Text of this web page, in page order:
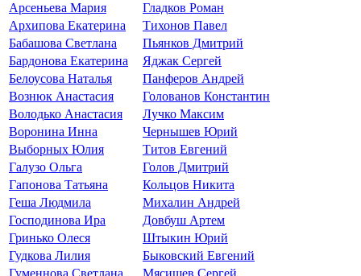
Арсеньева Мария
Гладков Роман
Архипова Екатерина
Тихонов Павел
Бабашова Светлана
Пьянков Дмитрий
Бардонова Екатерина
Яджак Сергей
Белоусова Наталья
Панферов Андрей
Вознюк Анастасия
Голованов Константин
Володько Анастасия
Лучко Максим
Воронина Инна
Чернышев Юрий
Выборных Юлия
Титов Евгений
Галузо Ольга
Голов Дмитрий
Гапонова Татьяна
Кольцов Никита
Геша Людмила
Михалин Андрей
Господинова Ира
Довбуш Артем
Гринько Олеся
Штыкин Юрий
Гудкова Лилия
Быковский Евгений